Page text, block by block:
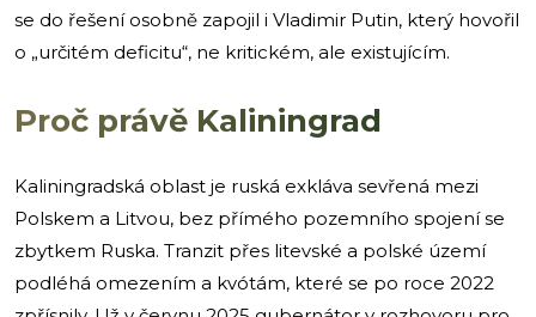
se do řešení osobně zapojil i Vladimir Putin, který hovořil
o „určitém deficitu“, ne kritickém, ale existujícím.
Proč právě Kaliningrad
Kaliningradská oblast je ruská exkláva sevřená mezi
Polskem a Litvou, bez přímého pozemního spojení se
zbytkem Ruska. Tranzit přes litevské a polské území
podléhá omezením a kvótám, které se po roce 2022